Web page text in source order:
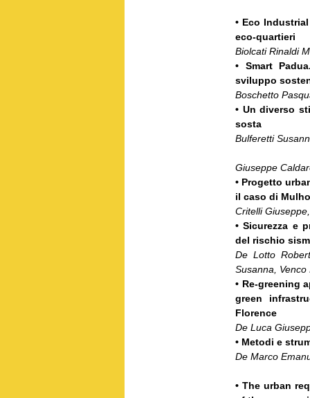
• Eco
eco-quartieri
Biolcati Rinaldi
• Smart
sviluppo
Boschetto
• Un diverso
sosta
Bulferetti
Giuseppe
• Progetto
il caso di
Critelli
• Sicurezza e
del rischio
De Lotto
Susanna,
• Re-greening
green
Florence
De Luca
• Metodi e
De Marco
• The urban